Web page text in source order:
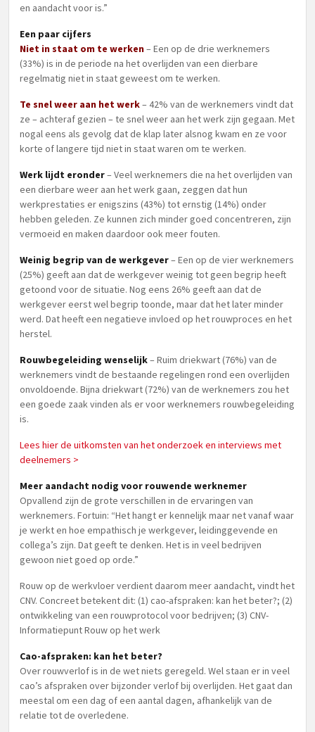
en aandacht voor is.”
Een paar cijfers
Niet in staat om te werken– Een op de drie werknemers
(33%) is in de periode na het overlijden van een dierbare
regelmatig niet in staat geweest om te werken.
Te snel weer aan het werk– 42% van de werknemers vindt dat
ze – achteraf gezien – te snel weer aan het werk zijn gegaan. Met
nogal eens als gevolg dat de klap later alsnog kwam en ze voor
korte of langere tijd niet in staat waren om te werken.
Werk lijdt eronder– Veel werknemers die na het overlijden van
een dierbare weer aan het werk gaan, zeggen dat hun
werkprestaties er enigszins (43%) tot ernstig (14%) onder
hebben geleden. Ze kunnen zich minder goed concentreren, zijn
vermoeid en maken daardoor ook meer fouten.
Weinig begrip van de werkgever– Een op de vier werknemers
(25%) geeft aan dat de werkgever weinig tot geen begrip heeft
getoond voor de situatie. Nog eens 26% geeft aan dat de
werkgever eerst wel begrip toonde, maar dat het later minder
werd. Dat heeft een negatieve invloed op het rouwproces en het
herstel.
Rouwbegeleiding wenselijk– Ruim driekwart (76%) van de
werknemers vindt de bestaande regelingen rond een overlijden
onvoldoende. Bijna driekwart (72%) van de werknemers zou het
een goede zaak vinden als er voor werknemers rouwbegeleiding
is.
Lees hier de uitkomsten van het onderzoek en interviews met
deelnemers >
Meer aandacht nodig voor rouwende werknemer
Opvallend zijn de grote verschillen in de ervaringen van
werknemers. Fortuin: “Het hangt er kennelijk maar net vanaf waar
je werkt en hoe empathisch je werkgever, leidinggevende en
collega’s zijn. Dat geeft te denken. Het is in veel bedrijven
gewoon niet goed op orde.”
Rouw op de werkvloer verdient daarom meer aandacht, vindt het
CNV. Concreet betekent dit: (1) cao-afspraken: kan het beter?; (2)
ontwikkeling van een rouwprotocol voor bedrijven; (3) CNV-
Informatiepunt Rouw op het werk
Cao-afspraken: kan het beter?
Over rouwverlof is in de wet niets geregeld. Wel staan er in veel
cao’s afspraken over bijzonder verlof bij overlijden. Het gaat dan
meestal om een dag of een aantal dagen, afhankelijk van de
relatie tot de overledene.